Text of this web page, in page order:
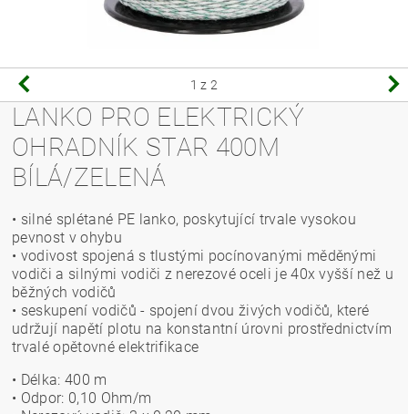
1 z 2
LANKO PRO ELEKTRICKÝ
OHRADNÍK STAR 400M
BÍLÁ/ZELENÁ
• silné splétané PE lanko, poskytující trvale vysokou
pevnost v ohybu
• vodivost spojená s tlustými pocínovanými měděnými
vodiči a silnými vodiči z nerezové oceli je 40x vyšší než u
běžných vodičů
• seskupení vodičů - spojení dvou živých vodičů, které
udržují napětí plotu na konstantní úrovni prostřednictvím
trvalé opětovné elektrifikace
• Délka: 400 m
• Odpor: 0,10 Ohm/m